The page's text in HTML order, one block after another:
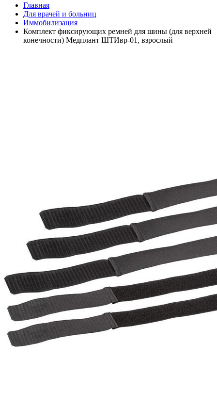
Главная
Для врачей и больниц
Иммобилизация
Комплект фиксирующих ремней для шины (для верхней
конечности) Медплант ШТИвр-01, взрослый